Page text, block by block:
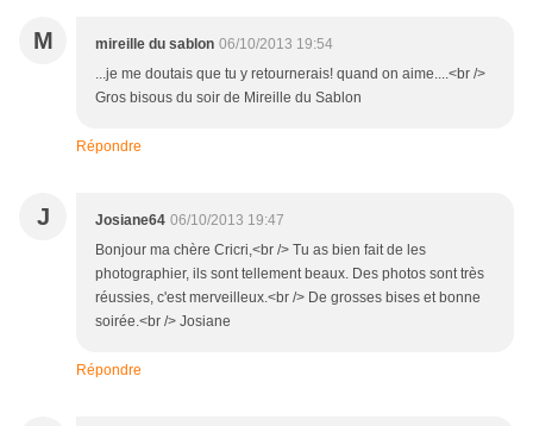
M mireille du sablon 06/10/2013 19:54
...je me doutais que tu y retournerais! quand on aime....<br />
Gros bisous du soir de Mireille du Sablon
Répondre
J Josiane64 06/10/2013 19:47
Bonjour ma chère Cricri,<br /> Tu as bien fait de les
photographier, ils sont tellement beaux. Des photos sont très
réussies, c'est merveilleux.<br /> De grosses bises et bonne
soirée.<br /> Josiane
Répondre